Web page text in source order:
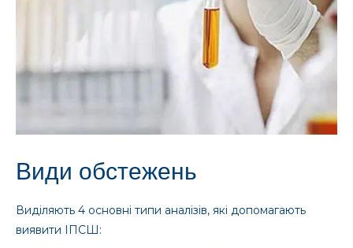
Види обстежень
Виділяють 4 основні типи аналізів, які допомагають
виявити ІПСШ: